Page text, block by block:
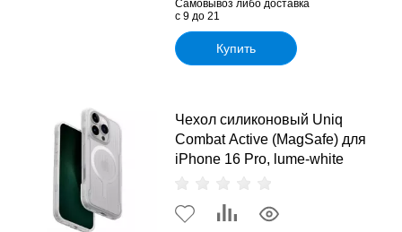
Самовывоз либо доставка
с 9 до 21
Купить
Чехол силиконовый Uniq
Combat Active (MagSafe) для
iPhone 16 Pro, lume-white